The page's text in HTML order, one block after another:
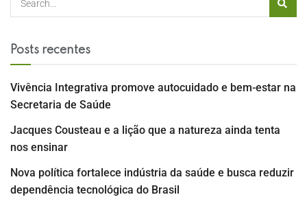
Posts recentes
Vivência Integrativa promove autocuidado e bem-estar na
Secretaria de Saúde
Jacques Cousteau e a lição que a natureza ainda tenta
nos ensinar
Nova política fortalece indústria da saúde e busca reduzir
dependência tecnológica do Brasil